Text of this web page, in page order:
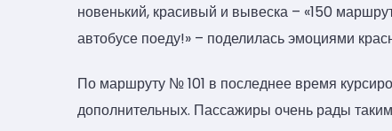
новенький, красивый и вывеска – «150
автобусе поеду!» – поделилась эмоциями
По маршруту № 101 в последнее время
дополнительных. Пассажиры очень рады